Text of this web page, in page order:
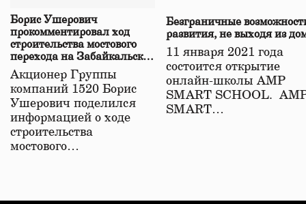
Борис Ушерович
прокомментировал ход
строительства мостового
перехода на Забайкальской
железной дороге
Акционер Группы
компаний 1520 Борис
Ушерович поделился
информацией о ходе
строительства
мостового…
Безграничные
развития, не выходя из
11 января 2021 года
состоится открытие
онлайн-школы АМР
SMART SCHOOL.
SMART…